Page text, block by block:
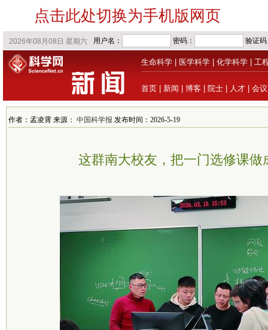
点击此处切换为手机版网页
生命科学 医学科学 化学科学 工
首页 新闻 博客 院士 人才 会议
作者：孟凌霄 来源： 中国科学报 发布时间：2026-5-19
这群南大校友，把一门选修课做